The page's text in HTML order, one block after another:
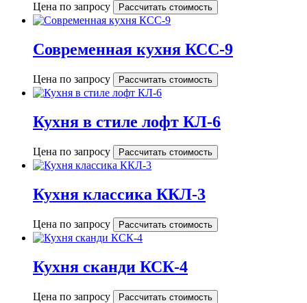
Цена по запросу Рассчитать стоимость
Современная кухня КСС-9
Цена по запросу Рассчитать стоимость
Кухня в стиле лофт КЛ-6
Цена по запросу Рассчитать стоимость
Кухня классика ККЛ-3
Цена по запросу Рассчитать стоимость
Кухня сканди КСК-4
Цена по запросу Рассчитать стоимость